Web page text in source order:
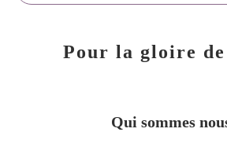
Pour la gloire
Qui sommes